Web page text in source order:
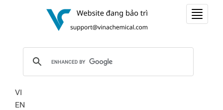
Toggle
VI
EN